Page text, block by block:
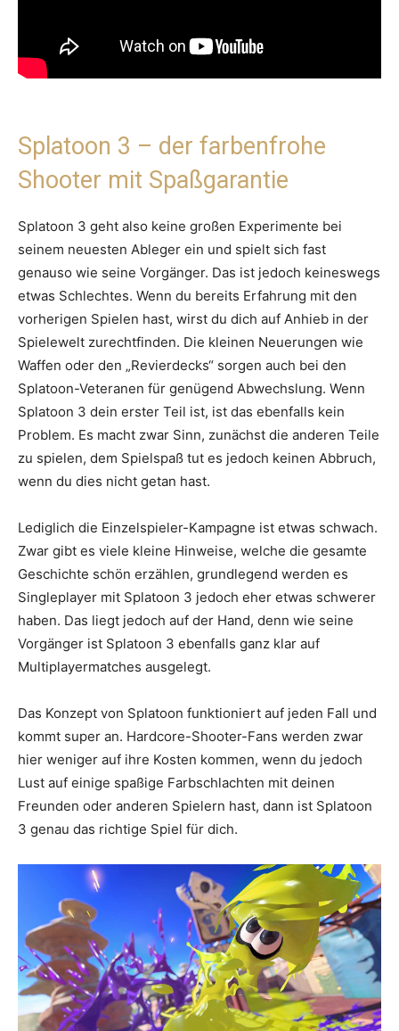
Splatoon 3 – der farbenfrohe
Shooter mit Spaßgarantie
Splatoon 3 geht also keine großen Experimente bei
seinem neuesten Ableger ein und spielt sich fast
genauso wie seine Vorgänger. Das ist jedoch keineswegs
etwas Schlechtes. Wenn du bereits Erfahrung mit den
vorherigen Spielen hast, wirst du dich auf Anhieb in der
Spielewelt zurechtfinden. Die kleinen Neuerungen wie
Waffen oder den „Revierdecks“ sorgen auch bei den
Splatoon-Veteranen für genügend Abwechslung. Wenn
Splatoon 3 dein erster Teil ist, ist das ebenfalls kein
Problem. Es macht zwar Sinn, zunächst die anderen Teile
zu spielen, dem Spielspaß tut es jedoch keinen Abbruch,
wenn du dies nicht getan hast.
Lediglich die Einzelspieler-Kampagne ist etwas schwach.
Zwar gibt es viele kleine Hinweise, welche die gesamte
Geschichte schön erzählen, grundlegend werden es
Singleplayer mit Splatoon 3 jedoch eher etwas schwerer
haben. Das liegt jedoch auf der Hand, denn wie seine
Vorgänger ist Splatoon 3 ebenfalls ganz klar auf
Multiplayermatches ausgelegt.
Das Konzept von Splatoon funktioniert auf jeden Fall und
kommt super an. Hardcore-Shooter-Fans werden zwar
hier weniger auf ihre Kosten kommen, wenn du jedoch
Lust auf einige spaßige Farbschlachten mit deinen
Freunden oder anderen Spielern hast, dann ist Splatoon
3 genau das richtige Spiel für dich.